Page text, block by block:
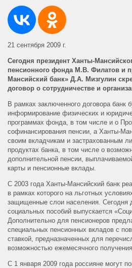
21 сентября 2009 г.
Сегодня президент Ханты-
пенсионного фонда М.В. Филатов и
Мансийский банк» Д.А. Мизгулин
договор о сотрудничестве и
В рамках заключенного договора банк
информирование физических и
программах фонда, в том числе и о
софинансирования пенсии, а Ханты-
своим вкладчикам и застрахованным
продуктах банка, в том числе о
дополнительной пенсии,
карты и пенсионные вклады.
С 2003 года Ханты-Мансийский банк
в рамках которого на льготных
защищенные слои населения. Сегодня
социальных пособий выпускается
Дополнительно для пенсионеров
специальных пенсионных вкладов с
ставкой, предназначенных для
возможностью ежемесячного
С 1 января 2009 года россияне могут